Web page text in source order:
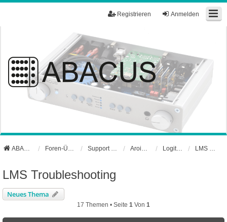
Anmelden
Registrieren
ABACUS Webseite
LMS Troubleshooting
Neues Thema
17 Themen • Seite 1 Von 1